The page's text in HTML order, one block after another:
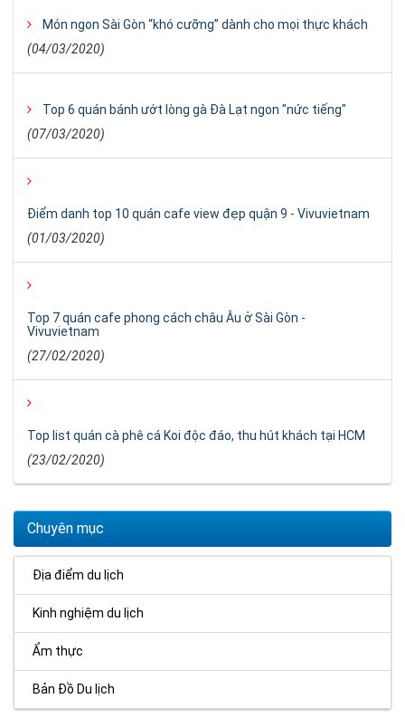
Món ngon Sài Gòn “khó cưỡng” dành cho mọi thực khách
(04/03/2020)
Top 6 quán bánh ướt lòng gà Đà Lạt ngon "nức tiếng"
(07/03/2020)
Điểm danh top 10 quán cafe view đẹp quận 9 - Vivuvietnam
(01/03/2020)
Top 7 quán cafe phong cách châu Âu ở Sài Gòn -
Vivuvietnam
(27/02/2020)
Top list quán cà phê cá Koi độc đáo, thu hút khách tại HCM
(23/02/2020)
Chuyên mục
Địa điểm du lịch
Kinh nghiệm du lịch
Ẩm thực
Bản Đồ Du lịch